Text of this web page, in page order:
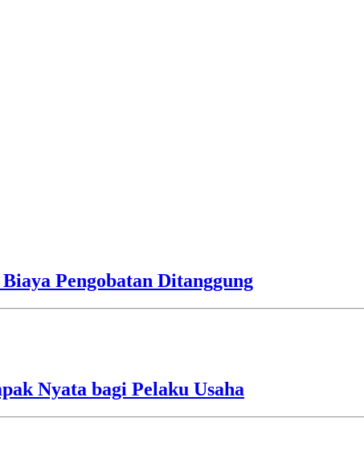
Pengobatan Ditanggung
Nyata bagi Pelaku Usaha